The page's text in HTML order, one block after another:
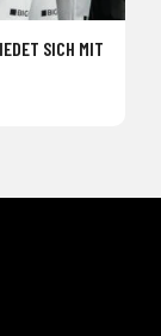
SICH MIT